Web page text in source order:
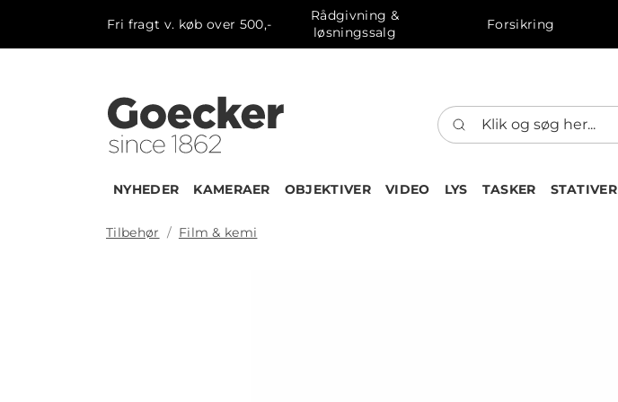
Fri fragt v. køb over 500,-
Rådgivning &
løsningssalg
Forsikring
NYHEDER KAMERAER OBJEKTIVER VIDEO LYS TASKER STATIVER
Tilbehør Film & kemi